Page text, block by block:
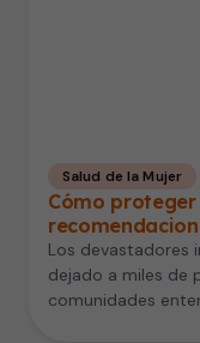
Salud de la Mujer
Cómo
Los devastadores
dejado a miles de
comunidades